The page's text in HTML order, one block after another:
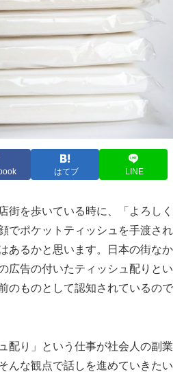
はてブ LINE
街を歩いている時に、「よろしく
でポケットティッシュを手渡され
あるかと思います。日本の街なか
広告の付いたティッシュ配りとい
のものとして認知されているので
配り」という仕事が社会人の副業
んな観点で話しを進めていきたい